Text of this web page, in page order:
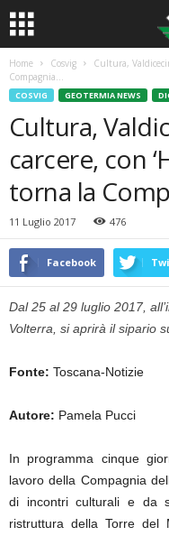
Home Cosvig
Cultura,
Compagnia...
COSVIG GEOTERMIA NEWS
Cultura,
carcere, con
torna la
11 Luglio 2017 476
Facebook
Dal 25 al 29 luglio 2017,
Volterra, si aprirà il sipario
Fonte: Toscana-Notizie
Autore: Pamela Pucci
In programma cinque
lavoro della Compagnia
di incontri culturali e da
ristruttura della Torre del